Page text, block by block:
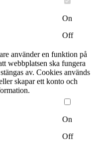
On
Off
använder en funktion på
webbplatsen ska fungera
av. Cookies används
skapar ett konto och
On
Off